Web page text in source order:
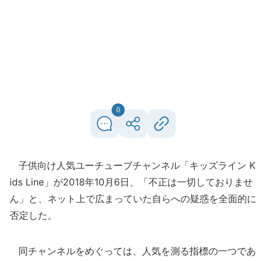
0
子供向け人気ユーチューブチャンネル「キッズライン K
ids Line」が2018年10月6日、「不正は一切しておりませ
ん」と、ネット上で広まっていた自らへの疑惑を全面的に
否定した。
同チャンネルをめぐっては、人気を測る指標の一つであ